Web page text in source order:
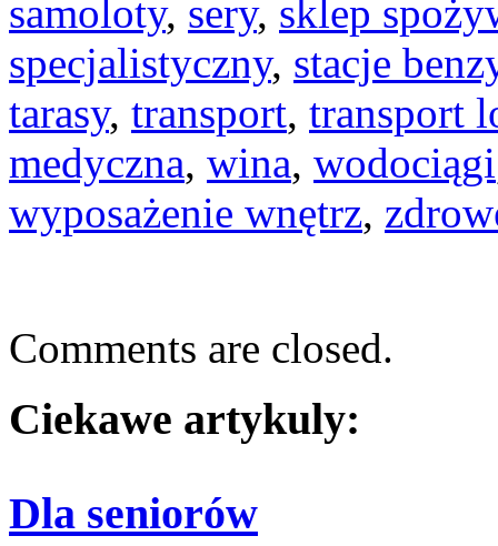
samoloty, sery, sklep
specjalistyczny, stacje
tarasy, transport, transport
medyczna, wina, wodociągi
wyposażenie wnętrz,
Comments are closed.
Ciekawe artykuly:
Dla seniorów